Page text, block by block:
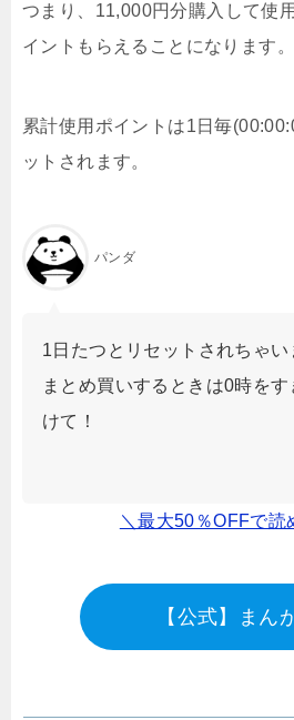
つまり、11,000円分購入して使
イントもらえることになります。
累計使用ポイントは1日毎
ットされます。
パンダ
1日たつとリセットされちゃい
まとめ買いするときは0時を
けて！
＼最大50％OFFで読
【公式】まん